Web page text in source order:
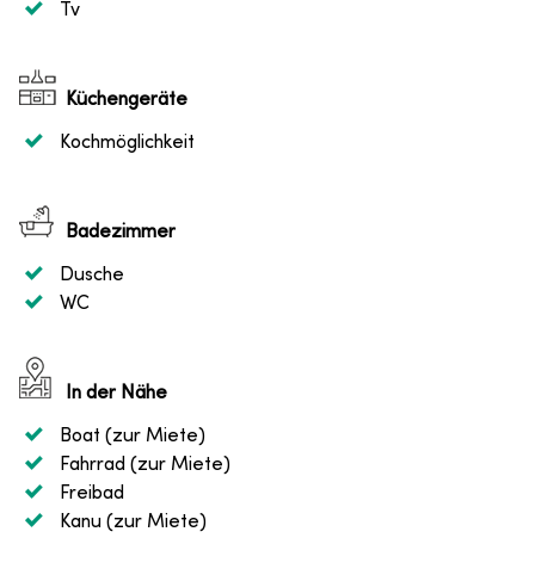
Tv
Küchengeräte
Kochmöglichkeit
Badezimmer
Dusche
WC
In der Nähe
Boat (zur Miete)
Fahrrad (zur Miete)
Freibad
Kanu (zur Miete)